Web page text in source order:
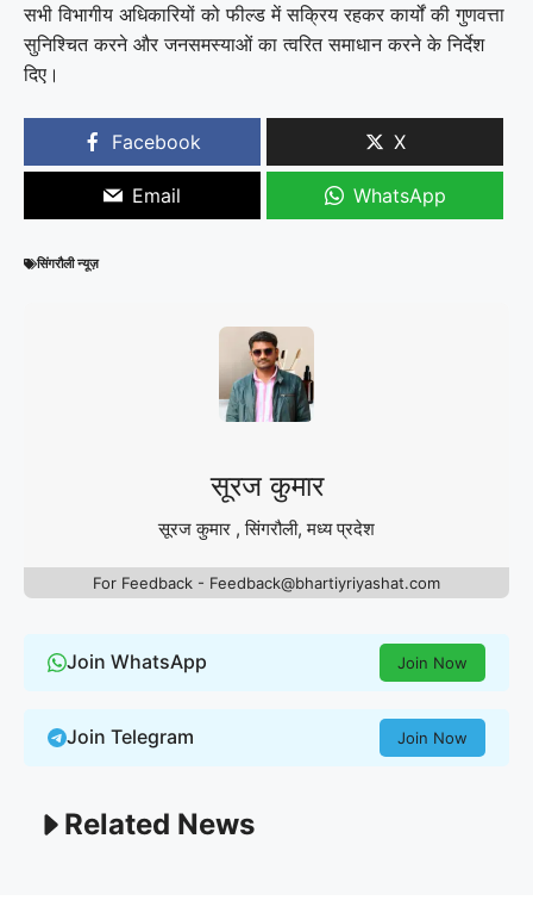
सभी विभागीय अधिकारियों को फील्ड में सक्रिय रहकर कार्यों की गुणवत्ता
सुनिश्चित करने और जनसमस्याओं का त्वरित समाधान करने के निर्देश
दिए।
Facebook X
Email WhatsApp
सिंगरौली न्यूज़
सूरज कुमार
सूरज कुमार , सिंगरौली, मध्य प्रदेश
For Feedback - Feedback@bhartiyriyashat.com
Join WhatsApp Join Now
Join Telegram Join Now
Related News